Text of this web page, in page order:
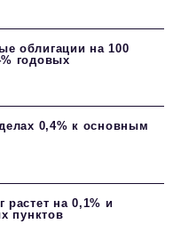
облигации на 100
годовых
0,4% к основным
растет на 0,1% и
пунктов